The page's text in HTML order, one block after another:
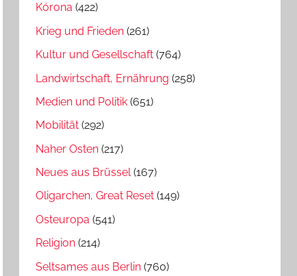
Kórona (422)
Krieg und Frieden (261)
Kultur und Gesellschaft (764)
Landwirtschaft, Ernährung (258)
Medien und Politik (651)
Mobilität (292)
Naher Osten (217)
Neues aus Brüssel(167)
Oligarchen, Great Reset (149)
Osteuropa (541)
Religion (214)
Seltsames aus Berlin (760)